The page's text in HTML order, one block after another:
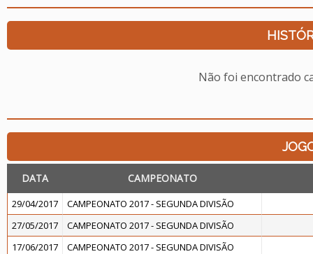
Não foi encontrado
DATA CAMPEONATO
29/04/2017
CAMPEONATO 2017 - SEGUNDA DIVISÃO
27/05/2017
CAMPEONATO 2017 - SEGUNDA DIVISÃO
17/06/2017
CAMPEONATO 2017 - SEGUNDA DIVISÃO